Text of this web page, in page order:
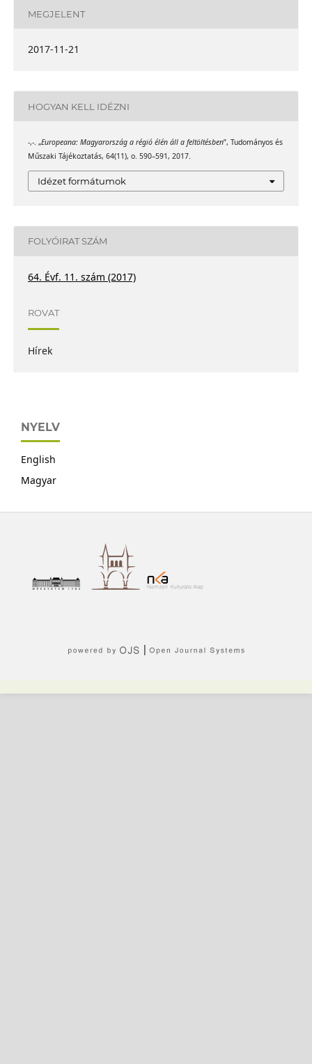
MEGJELENT
2017-11-21
HOGYAN KELL IDÉZNI
-,-. „Europeana: Magyarország a régió élén áll a feltöltésben”, Tudományos és
Műszaki Tájékoztatás, 64(11), o. 590–591, 2017.
Idézet formátumok
FOLYÓIRAT SZÁM
64. Évf. 11. szám (2017)
ROVAT
Hírek
NYELV
English
Magyar